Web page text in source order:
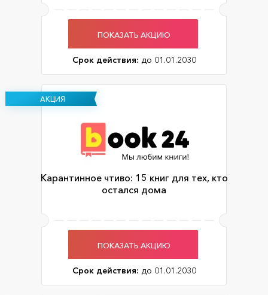
ПОКАЗАТЬ АКЦИЮ
Срок действия: до 01.01.2030
АКЦИЯ
Карантинное чтиво: 15 книг для тех, кто
остался дома
ПОКАЗАТЬ АКЦИЮ
Срок действия: до 01.01.2030